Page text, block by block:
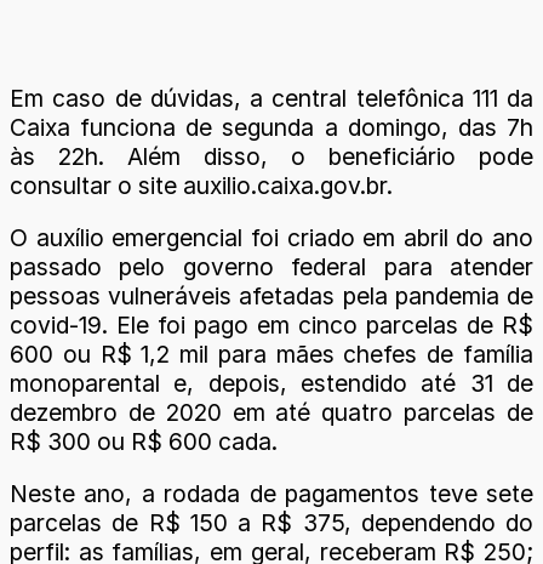
Em caso de dúvidas, a central telefônica 111 da
Caixa funciona de segunda a domingo, das 7h
às 22h. Além disso, o beneficiário pode
consultar o site auxilio.caixa.gov.br.
O auxílio emergencial foi criado em abril do ano
passado pelo governo federal para atender
pessoas vulneráveis afetadas pela pandemia de
covid-19. Ele foi pago em cinco parcelas de R$
600 ou R$ 1,2 mil para mães chefes de família
monoparental e, depois, estendido até 31 de
dezembro de 2020 em até quatro parcelas de
R$ 300 ou R$ 600 cada.
Neste ano, a rodada de pagamentos teve sete
parcelas de R$ 150 a R$ 375, dependendo do
perfil: as famílias, em geral, receberam R$ 250;